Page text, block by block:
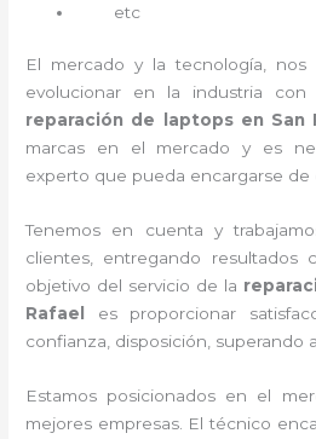
etc
El mercado y la tecnología, nos
evolucionar en la industria con
reparación de laptops en San
marcas en el mercado y es
experto que pueda encargarse de
Tenemos en cuenta y
clientes, entregando resultados
objetivo del servicio de la
Rafael es proporcionar
confianza, disposición, superando
Estamos posicionados en el
mejores empresas. El técnico